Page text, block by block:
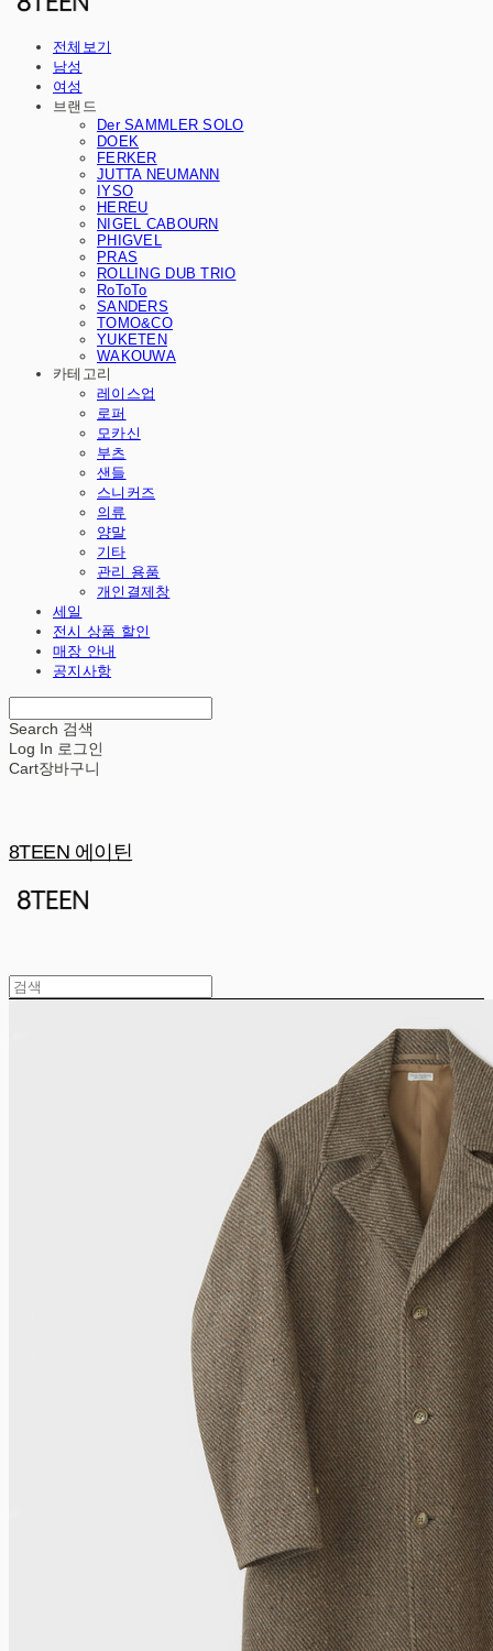
전체보기
남성
여성
브랜드
Der SAMMLER SOLO
DOEK
FERKER
JUTTA NEUMANN
IYSO
HEREU
NIGEL CABOURN
PHIGVEL
PRAS
ROLLING DUB TRIO
RoToTo
SANDERS
TOMO&CO
YUKETEN
WAKOUWA
카테고리
레이스업
로퍼
모카신
부츠
샌들
스니커즈
의류
양말
기타
관리 용품
개인결제창
세일
전시 상품 할인
매장 안내
공지사항
Search 검색
Log In 로그인
Cart장바구니
8TEEN 에이틴